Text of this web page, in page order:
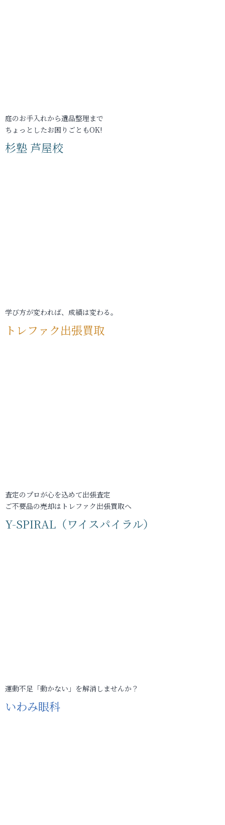
庭のお手入れから遺品整理まで
ちょっとしたお困りごともOK!
杉塾 芦屋校
学び方が変われば、成績は変わる。
トレファク出張買取
査定のプロが心を込めて出張査定
ご不要品の売却はトレファク出張買取へ
Y-SPIRAL（ワイスパイラル）
運動不足「動かない」を解消しませんか？
いわみ眼科